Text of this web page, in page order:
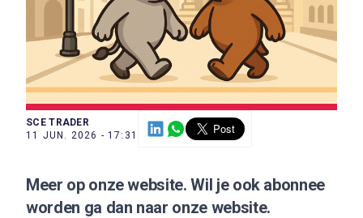
SCE TRADER
11 JUN. 2026 - 17:31
Meer op onze website. Wil je ook abonnee
worden ga dan naar onze website.